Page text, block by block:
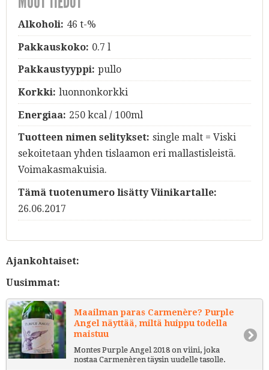
Alkoholi: 46 t-%
Pakkauskoko: 0.7 l
Pakkaustyyppi: pullo
Korkki: luonnonkorkki
Energiaa: 250 kcal / 100ml
Tuotteen nimen selitykset: single malt = Viski
sekoitetaan yhden tislaamon eri mallastisleistä.
Voimakasmakuisia.
Tämä tuotenumero lisätty Viinikartalle:
26.06.2017
Ajankohtaiset:
Uusimmat:
Maailman paras Carmenère? Purple
Angel näyttää, miltä huippu todella
maistuu
Montes Purple Angel 2018 on viini, joka
nostaa Carmenèren täysin uudelle tasolle.